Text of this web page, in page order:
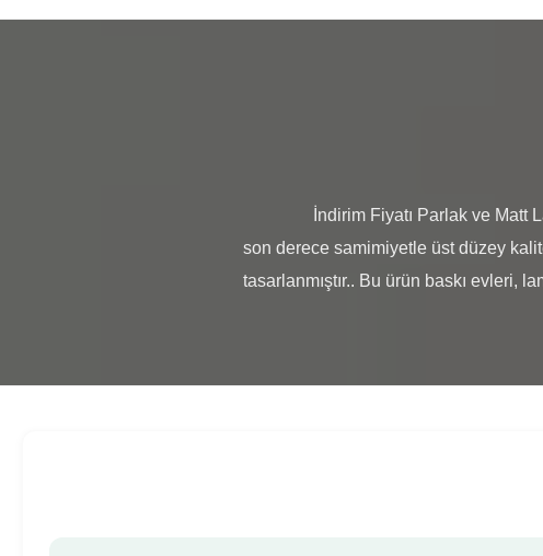
son derece samimiyetle üst düzey
tasarlanmıştır.. Bu ürün baskı evleri,